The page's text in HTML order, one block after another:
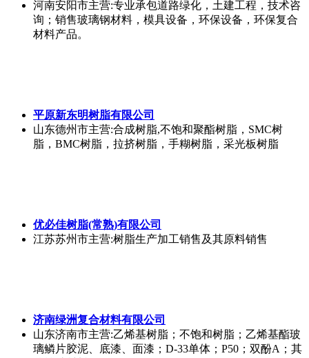
河南安阳市主营:专业承包道路绿化，土建工程，技术咨
询；销售玻璃钢材料，模具设备，环保设备，环保复合
材料产品。
平原新东明树脂有限公司
山东德州市主营:合成树脂,不饱和聚酯树脂，SMC树
脂，BMC树脂，拉挤树脂，手糊树脂，采光板树脂
优必佳树脂(常熟)有限公司
江苏苏州市主营:树脂生产加工销售及其原料销售
济南绿洲复合材料有限公司
山东济南市主营:乙烯基树脂；不饱和树脂；乙烯基酯玻
璃鳞片胶泥、底漆、面漆；D-33单体；P50；双酚A；其